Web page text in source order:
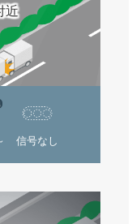
近
信号なし